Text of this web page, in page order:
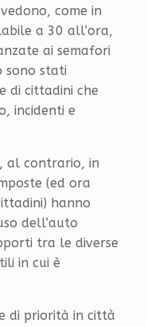
come in
a 30 all’ora,
ai semafori
sono stati
di cittadini che
incidenti e
al contrario, in
(ed ora
hanno
dell’auto
tra le diverse
in cui è
di priorità in città